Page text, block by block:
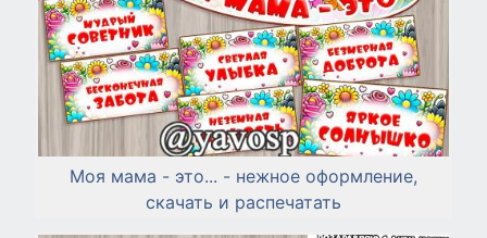
Моя мама - это... - нежное оформление,
скачать и распечатать